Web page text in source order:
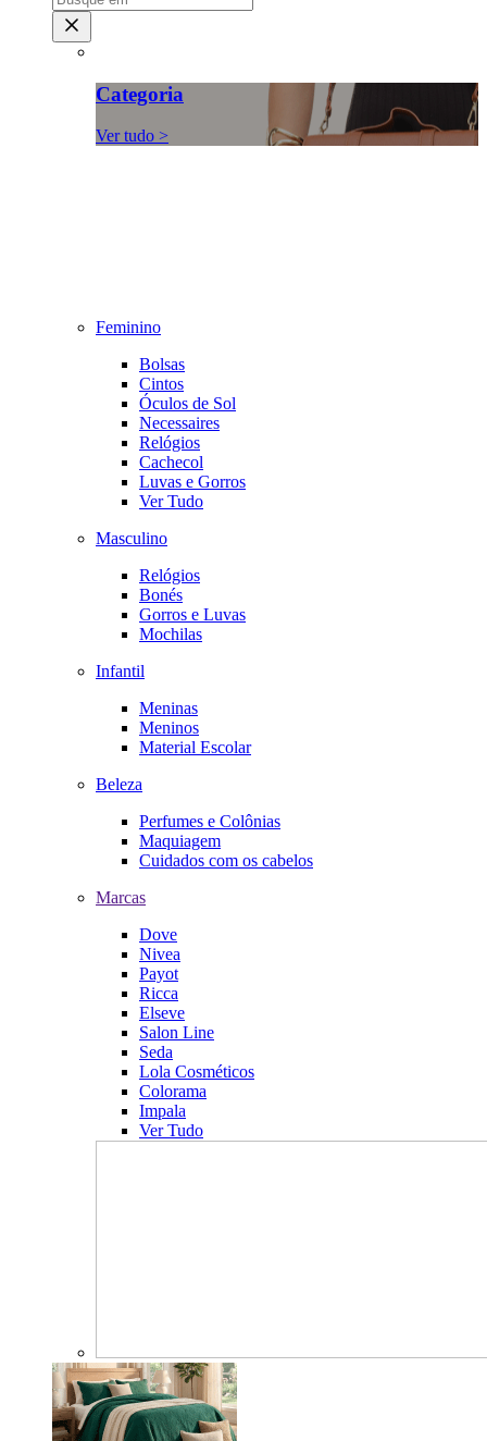
Categoria
Ver tudo >
Feminino
Bolsas
Cintos
Óculos de Sol
Necessaires
Relógios
Cachecol
Luvas e Gorros
Ver Tudo
Masculino
Relógios
Bonés
Gorros e Luvas
Mochilas
Infantil
Meninas
Meninos
Material Escolar
Beleza
Perfumes e Colônias
Maquiagem
Cuidados com os cabelos
Marcas
Dove
Nivea
Payot
Ricca
Elseve
Salon Line
Seda
Lola Cosméticos
Colorama
Impala
Ver Tudo